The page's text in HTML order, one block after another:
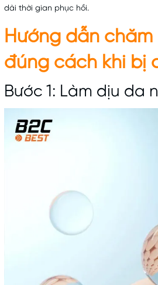
dài thời gian phục hồi.
Hướng dẫn chăm
đúng cách khi bị
Bước 1: Làm dịu da